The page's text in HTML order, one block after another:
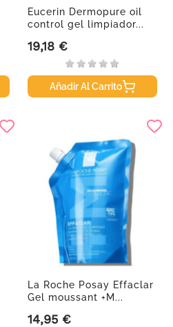
Eucerin Dermopure oil
control gel limpiador...
Precio
19,18 €
Añadir Al Carrito
La Roche Posay Effaclar
Gel moussant +M...
Precio
14,95 €